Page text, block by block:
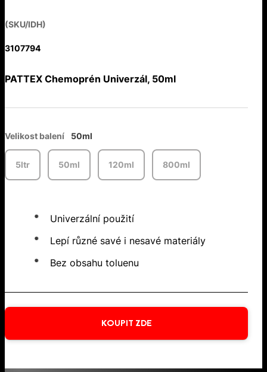
(SKU/IDH)
3107794
PATTEX Chemoprén Univerzál, 50ml
Velikost balení 50ml
5ltr 50ml 120ml 800ml
Univerzální použití
Lepí různé savé i nesavé materiály
Bez obsahu toluenu
KOUPIT ZDE